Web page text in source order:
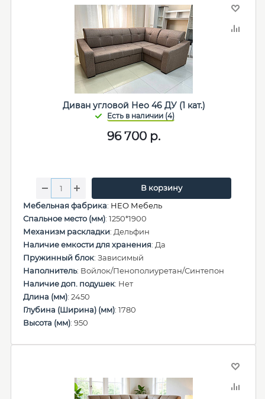
Диван угловой Нео 46 ДУ (1 кат.)
96 700 р.
В корзину
Мебельная фабрика: НЕО Мебель
Спальное место (мм): 1250*1900
Механизм раскладки: Дельфин
Наличие емкости для хранения: Да
Пружинный блок: Зависимый
Наполнитель: Войлок/Пенополиуретан/Синтепон
Наличие доп. подушек: Нет
Длина (мм): 2450
Глубина (Ширина) (мм): 1780
Высота (мм): 950